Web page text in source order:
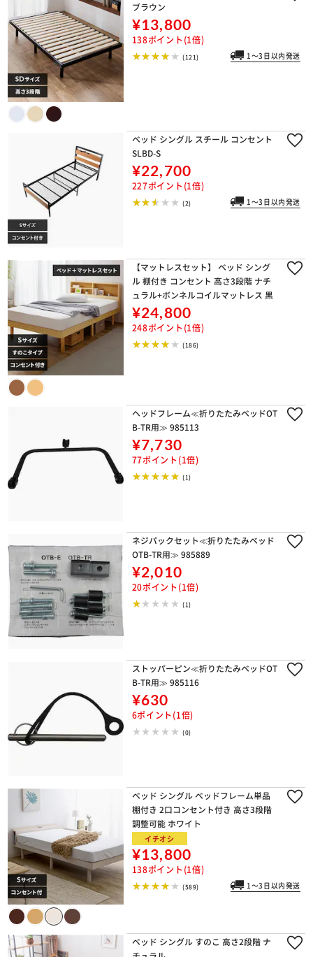
ブラウン
¥13,800
138ポイント(1倍)
(121) 1～3日以内発送
ベッド シングル スチール コンセント
SLBD-S
¥22,700
227ポイント(1倍)
(2) 1～3日以内発送
【マットレスセット】 ベッド シング
ル 棚付き コンセント 高さ3段階 ナチ
ュラル+ボンネルコイルマットレス 黒
¥24,800
248ポイント(1倍)
(186)
ヘッドフレーム≪折りたたみベッドOT
B-TR用≫ 985113
¥7,730
77ポイント(1倍)
(1)
ネジパックセット≪折りたたみベッド
OTB-TR用≫ 985889
¥2,010
20ポイント(1倍)
(1)
ストッパーピン≪折りたたみベッドOT
B-TR用≫ 985116
¥630
6ポイント(1倍)
(0)
ベッド シングル ベッドフレーム単品
棚付き 2口コンセント付き 高さ3段階
調整可能 ホワイト
イチオシ
¥13,800
138ポイント(1倍)
(589) 1～3日以内発送
ベッド シングル すのこ 高さ2段階 ナ